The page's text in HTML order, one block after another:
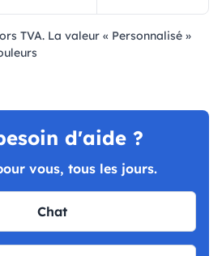
TVA. La valeur « Personnalisé »
d'aide ?
vous, tous les jours.
Chat